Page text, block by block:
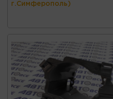
г.Симферополь)